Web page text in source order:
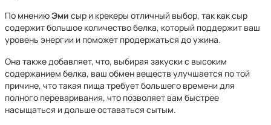
По мнениюЭми сыр и крекеры отличный выбор, так как сыр
содержит большое количество белка, который поддержит ваш
уровень энергии и поможет продержаться до ужина.
Она также добавляет, что, выбирая закуски с высоким
содержанием белка, ваш обмен веществ улучшается по той
причине, что такая пища требует большего времени для
полного переваривания, что позволяет вам быстрее
насыщаться и дольше оставаться сытым.